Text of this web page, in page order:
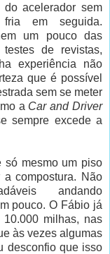
acelerador sem
em seguida.
um pouco das
de revistas,
experiência não
que é possível
sem se meter
a Car and Driver
sempre excede a
só mesmo um piso
a compostura. Não
andando
pouco. O Fábio já
milhas, nas
às vezes algumas
desconfio que isso